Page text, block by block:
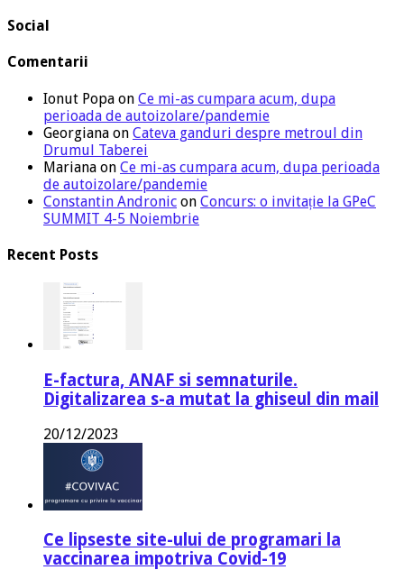
Social
Comentarii
Ionut Popa on Ce mi-as cumpara acum, dupa
perioada de autoizolare/pandemie
Georgiana on Cateva ganduri despre metroul din
Drumul Taberei
Mariana on Ce mi-as cumpara acum, dupa perioada
de autoizolare/pandemie
Constantin Andronic on Concurs: o invitație la GPeC
SUMMIT 4-5 Noiembrie
Recent Posts
E-factura, ANAF si semnaturile.
Digitalizarea s-a mutat la ghiseul din mail
20/12/2023
Ce lipseste site-ului de programari la
vaccinarea impotriva Covid-19